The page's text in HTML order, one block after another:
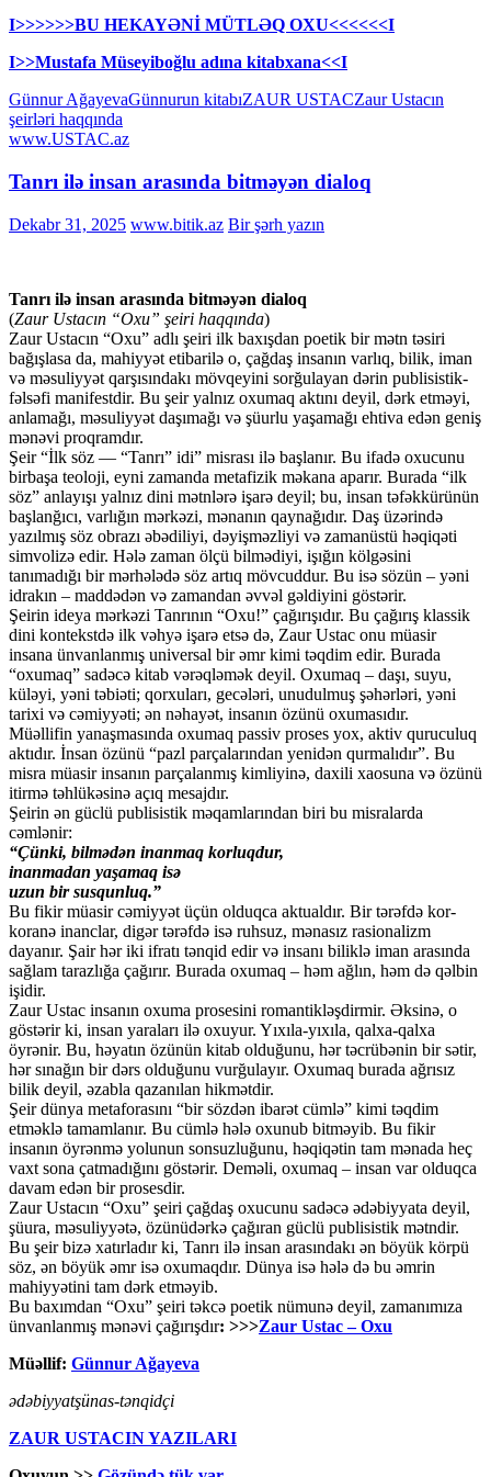
I>>>>>>BU HEKAYƏNİ MÜTLƏQ OXU<<<<<<I
I>>Mustafa Müseyiboğlu adına kitabxana<<I
Günnur AğayevaGünnurun kitabıZAUR USTACZaur Ustacın
şeirləri haqqında
www.USTAC.az
Tanrı ilə insan arasında bitməyən dialoq
Dekabr 31, 2025 www.bitik.az Bir şərh yazın
Tanrı ilə insan arasında bitməyən dialoq
(Zaur Ustacın “Oxu” şeiri haqqında)
Zaur Ustacın “Oxu” adlı şeiri ilk baxışdan poetik bir mətn təsiri
bağışlasa da, mahiyyət etibarilə o, çağdaş insanın varlıq, bilik, iman
və məsuliyyət qarşısındakı mövqeyini sorğulayan dərin publisistik-
fəlsəfi manifestdir. Bu şeir yalnız oxumaq aktını deyil, dərk etməyi,
anlamağı, məsuliyyət daşımağı və şüurlu yaşamağı ehtiva edən geniş
mənəvi proqramdır.
Şeir “İlk söz — “Tanrı” idi” misrası ilə başlanır. Bu ifadə oxucunu
birbaşa teoloji, eyni zamanda metafizik məkana aparır. Burada “ilk
söz” anlayışı yalnız dini mətnlərə işarə deyil; bu, insan təfəkkürünün
başlanğıcı, varlığın mərkəzi, mənanın qaynağıdır. Daş üzərində
yazılmış söz obrazı əbədiliyi, dəyişməzliyi və zamanüstü həqiqəti
simvolizə edir. Hələ zaman ölçü bilmədiyi, işığın kölgəsini
tanımadığı bir mərhələdə söz artıq mövcuddur. Bu isə sözün – yəni
idrakın – maddədən və zamandan əvvəl gəldiyini göstərir.
Şeirin ideya mərkəzi Tanrının “Oxu!” çağırışıdır. Bu çağırış klassik
dini kontekstdə ilk vəhyə işarə etsə də, Zaur Ustac onu müasir
insana ünvanlanmış universal bir əmr kimi təqdim edir. Burada
“oxumaq” sadəcə kitab vərəqləmək deyil. Oxumaq – daşı, suyu,
küləyi, yəni təbiəti; qorxuları, gecələri, unudulmuş şəhərləri, yəni
tarixi və cəmiyyəti; ən nəhayət, insanın özünü oxumasıdır.
Müəllifin yanaşmasında oxumaq passiv proses yox, aktiv quruculuq
aktıdır. İnsan özünü “pazl parçalarından yenidən qurmalıdır”. Bu
misra müasir insanın parçalanmış kimliyinə, daxili xaosuna və özünü
itirmə təhlükəsinə açıq mesajdır.
Şeirin ən güclü publisistik məqamlarından biri bu misralarda
cəmlənir:
“Çünki, bilmədən inanmaq korluqdur,
inanmadan yaşamaq isə
uzun bir susqunluq.”
Bu fikir müasir cəmiyyət üçün olduqca aktualdır. Bir tərəfdə kor-
koranə inanclar, digər tərəfdə isə ruhsuz, mənasız rasionalizm
dayanır. Şair hər iki ifratı tənqid edir və insanı biliklə iman arasında
sağlam tarazlığa çağırır. Burada oxumaq – həm ağlın, həm də qəlbin
işidir.
Zaur Ustac insanın oxuma prosesini romantikləşdirmir. Əksinə, o
göstərir ki, insan yaraları ilə oxuyur. Yıxıla-yıxıla, qalxa-qalxa
öyrənir. Bu, həyatın özünün kitab olduğunu, hər təcrübənin bir sətir,
hər sınağın bir dərs olduğunu vurğulayır. Oxumaq burada ağrısız
bilik deyil, əzabla qazanılan hikmətdir.
Şeir dünya metaforasını “bir sözdən ibarət cümlə” kimi təqdim
etməklə tamamlanır. Bu cümlə hələ oxunub bitməyib. Bu fikir
insanın öyrənmə yolunun sonsuzluğunu, həqiqətin tam mənada heç
vaxt sona çatmadığını göstərir. Deməli, oxumaq – insan var olduqca
davam edən bir prosesdir.
Zaur Ustacın “Oxu” şeiri çağdaş oxucunu sadəcə ədəbiyyata deyil,
şüura, məsuliyyətə, özünüdərkə çağıran güclü publisistik mətndir.
Bu şeir bizə xatırladır ki, Tanrı ilə insan arasındakı ən böyük körpü
söz, ən böyük əmr isə oxumaqdır. Dünya isə hələ də bu əmrin
mahiyyətini tam dərk etməyib.
Bu baxımdan “Oxu” şeiri təkcə poetik nümunə deyil, zamanımıza
ünvanlanmış mənəvi çağırışdır: >>>Zaur Ustac – Oxu
Müəllif: Günnur Ağayeva
ədəbiyyatşünas-tənqidçi
ZAUR USTACIN YAZILARI